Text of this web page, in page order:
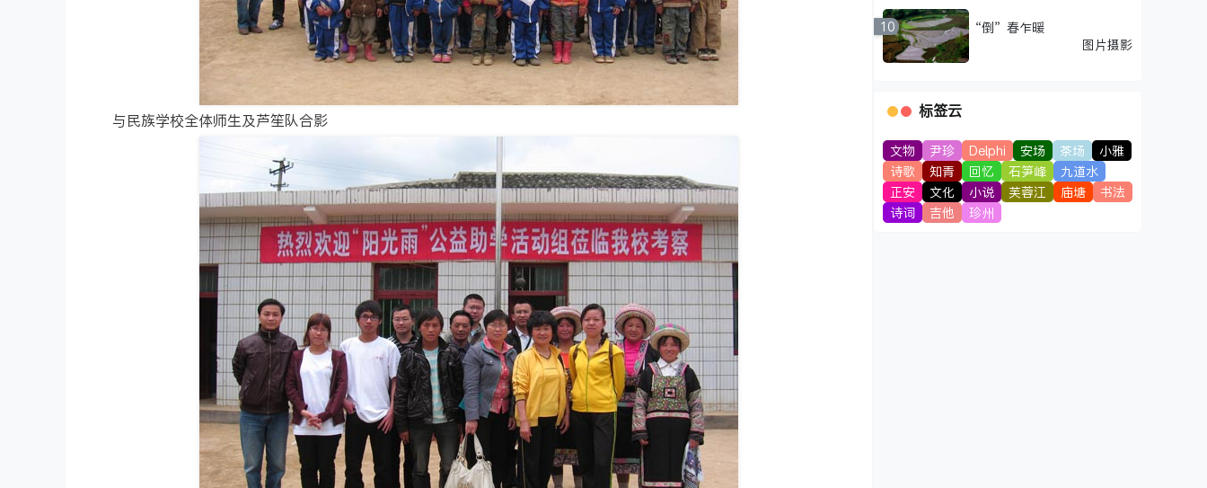
与民族学校全体师生及芦笙队合影
10
“倒”春乍暖
图片摄影
标签云
文物 尹珍 Delphi 安场 茶场
小雅
诗歌
知青 回忆 石笋峰
九道水
正安
文化 小说 芙蓉江 庙塘
书法
诗词
吉他 珍州